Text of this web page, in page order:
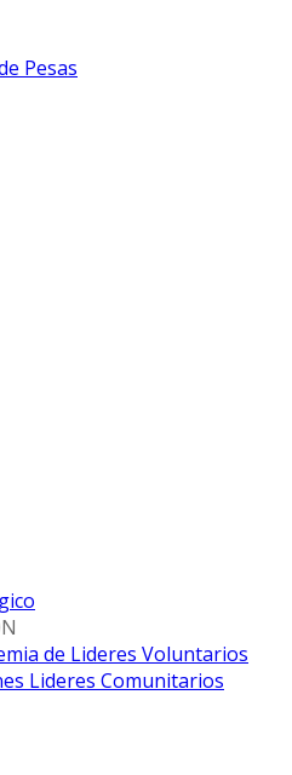
Pesas
de Lideres Voluntarios
Lideres Comunitarios